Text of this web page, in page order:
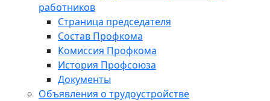
работников
Страница председателя
Состав Профкома
Комиссия Профкома
История Профсоюза
Документы
Объявления о трудоустройстве